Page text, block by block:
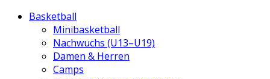
Basketball
Minibasketball
Nachwuchs (U13–U19)
Damen & Herren
Camps